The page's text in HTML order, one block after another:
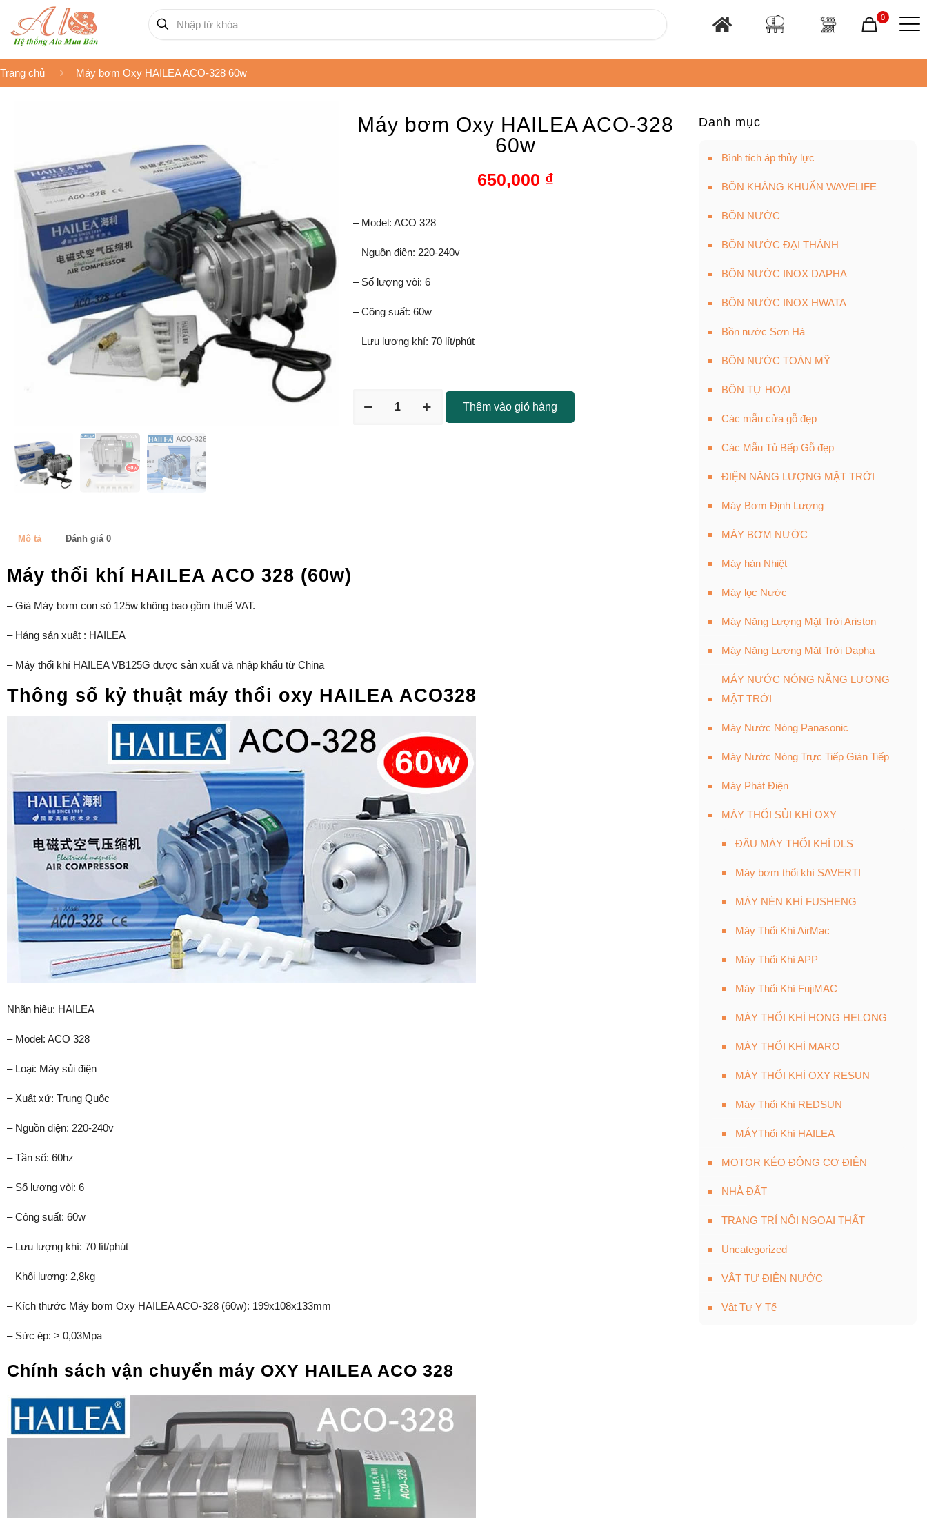
0
Trang chủ Máy bơm Oxy HAILEA ACO-328 60w
Máy bơm Oxy HAILEA ACO-328
60w
650,000 ₫
– Model: ACO 328
– Nguồn điện: 220-240v
– Số lượng vòi: 6
– Công suất: 60w
– Lưu lượng khí: 70 lít/phút
Thêm vào giỏ hàng
Mô tả Đánh giá 0
Máy thổi khí HAILEA ACO 328 (60w)
– Giá Máy bơm con sò 125w không bao gồm thuế VAT.
– Hảng sản xuất : HAILEA
– Máy thổi khí HAILEA VB125G được sản xuất và nhập khẩu từ China
Thông số kỷ thuật máy thổi oxy HAILEA ACO328
Nhãn hiệu: HAILEA
– Model: ACO 328
– Loại: Máy sủi điện
– Xuất xứ: Trung Quốc
– Nguồn điện: 220-240v
– Tần số: 60hz
– Số lượng vòi: 6
– Công suất: 60w
– Lưu lượng khí: 70 lít/phút
– Khối lượng: 2,8kg
– Kích thước Máy bơm Oxy HAILEA ACO-328 (60w): 199x108x133mm
– Sức ép: > 0,03Mpa
Chính sách vận chuyển máy OXY HAILEA ACO 328
Danh mục
Bình tích áp thủy lực
BỒN KHÁNG KHUẨN WAVELIFE
BỒN NƯỚC
BỒN NƯỚC ĐẠI THÀNH
BỒN NƯỚC INOX DAPHA
BỒN NƯỚC INOX HWATA
Bồn nước Sơn Hà
BỒN NƯỚC TOÀN MỸ
BỒN TỰ HOẠI
Các mẫu cửa gỗ đẹp
Các Mẫu Tủ Bếp Gỗ đẹp
ĐIỆN NĂNG LƯỢNG MẶT TRỜI
Máy Bơm Định Lượng
MÁY BƠM NƯỚC
Máy hàn Nhiệt
Máy lọc Nước
Máy Năng Lượng Mặt Trời Ariston
Máy Năng Lượng Mặt Trời Dapha
MÁY NƯỚC NÓNG NĂNG LƯỢNG
MẶT TRỜI
Máy Nước Nóng Panasonic
Máy Nước Nóng Trực Tiếp Gián Tiếp
Máy Phát Điện
MÁY THỔI SỦI KHÍ OXY
ĐẦU MÁY THỔI KHÍ DLS
Máy bơm thổi khí SAVERTI
MÁY NÉN KHÍ FUSHENG
Máy Thổi Khí AirMac
Máy Thổi Khí APP
Máy Thổi Khí FujiMAC
MÁY THỔI KHÍ HONG HELONG
MÁY THỔI KHÍ MARO
MÁY THỔI KHÍ OXY RESUN
Máy Thổi Khí REDSUN
MÁYThổi Khí HAILEA
MOTOR KÉO ĐỘNG CƠ ĐIỆN
NHÀ ĐẤT
TRANG TRÍ NỘI NGOẠI THẤT
Uncategorized
VẬT TƯ ĐIỆN NƯỚC
Vật Tư Y Tế